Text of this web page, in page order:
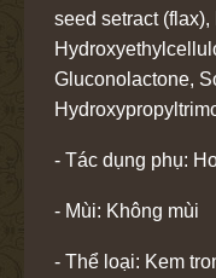
seed setract
Gluconolactone,
- Tác dụng phụ:
- Mùi: Không mùi
- Thể loại: Kem